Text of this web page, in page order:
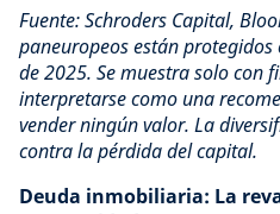
Fuente: Schroders Capital,
paneuropeos están
de 2025. Se muestra solo con
interpretarse como una
vender ningún valor. La
contra la pérdida del capital.
Deuda inmobiliaria: La